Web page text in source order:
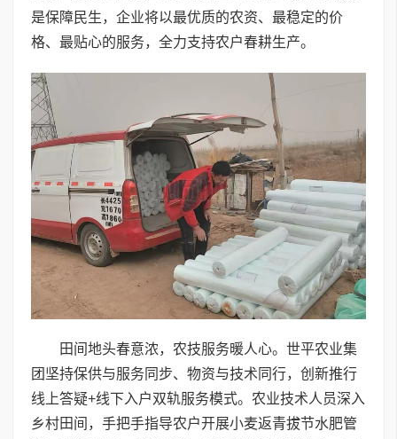
是保障民生，企业将以最优质的农资、最稳定的价
格、最贴心的服务，全力支持农户春耕生产。
田间地头春意浓，农技服务暖人心。世平农业集
团坚持保供与服务同步、物资与技术同行，创新推行
线上答疑+线下入户双轨服务模式。农业技术人员深入
乡村田间，手把手指导农户开展小麦返青拔节水肥管